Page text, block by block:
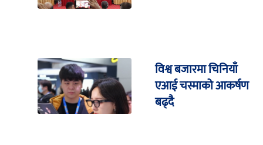
विश्व बजारमा चिनियाँ
एआई चस्माको आकर्षण
बढ्दै